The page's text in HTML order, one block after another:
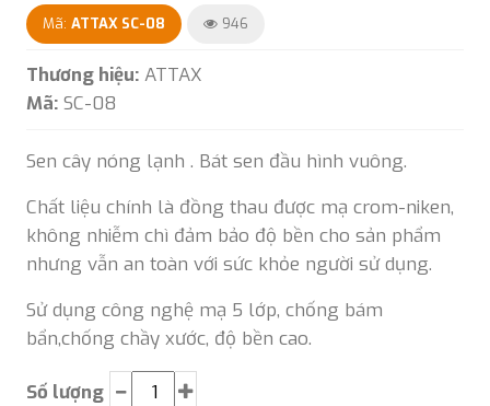
Mã: ATTAX SC-08 946
Thương hiệu: ATTAX
Mã: SC-08
Sen cây nóng lạnh . Bát sen đầu hình vuông.
Chất liệu chính là đồng thau được mạ crom-niken,
không nhiễm chì đảm bảo độ bền cho sản phẩm
nhưng vẫn an toàn với sức khỏe người sử dụng.
Sử dụng công nghệ mạ 5 lớp, chống bám
bẩn,chống chầy xước, độ bền cao.
Số lượng